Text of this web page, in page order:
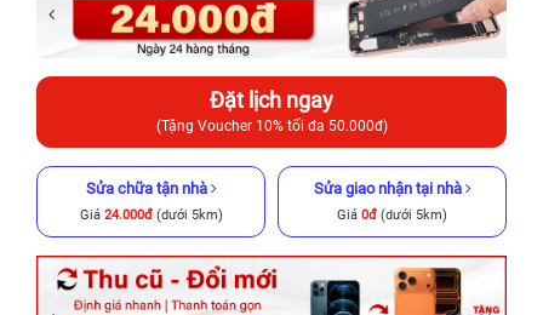
Đặt lịch ngay
(Tặng Voucher 10% tối đa 50.000đ)
Sửa chữa tận nhà
Giá 24.000đ(dưới 5km)
Sửa giao nhận tại nhà
Giá 0đ (dưới 5km)